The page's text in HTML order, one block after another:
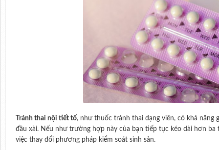
Tránh thai nội tiết tố, như thuốc tránh thai dạng viên, có khả năng
đầu xài. Nếu như trường hợp này của bạn tiếp tục kéo dài hơn ba
việc thay đổi phương pháp kiểm soát sinh sản.